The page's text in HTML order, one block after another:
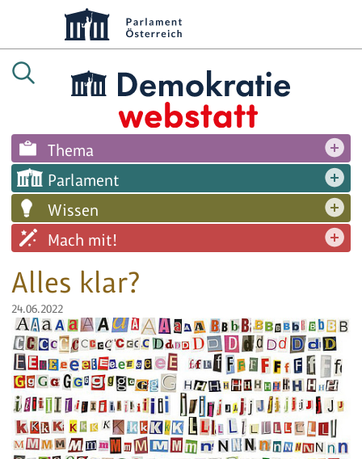
Thema
Parlament
Wissen
Mach mit!
Alles klar?
24.06.2022